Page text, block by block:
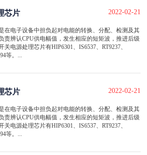
芯片 2022-02-21
在电子设备中担负起对电能的转换、分配、检测及其
责辨认CPU供电幅值，发生相应的短矩波，推进后级
电源处理芯片有HIP6301、IS6537、RT9237、
等。...
芯片 2022-02-21
在电子设备中担负起对电能的转换、分配、检测及其
责辨认CPU供电幅值，发生相应的短矩波，推进后级
电源处理芯片有HIP6301、IS6537、RT9237、
等。...